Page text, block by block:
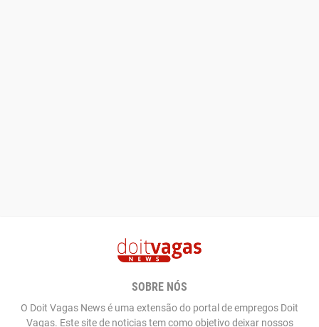
SOBRE NÓS
O Doit Vagas News é uma extensão do portal de empregos Doit
Vagas. Este site de noticias tem como objetivo deixar nossos